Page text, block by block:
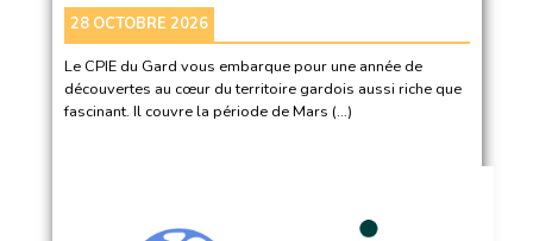
28 OCTOBRE 2026
Le CPIE du Gard vous embarque pour une année de
découvertes au cœur du territoire gardois aussi riche que
fascinant. Il couvre la période de Mars (…)